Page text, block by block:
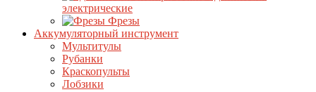
электрические
Фрезы
Аккумуляторный инструмент
Мультитулы
Рубанки
Краскопульты
Лобзики